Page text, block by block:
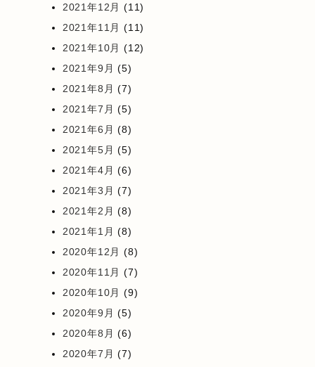
2021年12月 (11)
2021年11月 (11)
2021年10月 (12)
2021年9月 (5)
2021年8月 (7)
2021年7月 (5)
2021年6月 (8)
2021年5月 (5)
2021年4月 (6)
2021年3月 (7)
2021年2月 (8)
2021年1月 (8)
2020年12月 (8)
2020年11月 (7)
2020年10月 (9)
2020年9月 (5)
2020年8月 (6)
2020年7月 (7)